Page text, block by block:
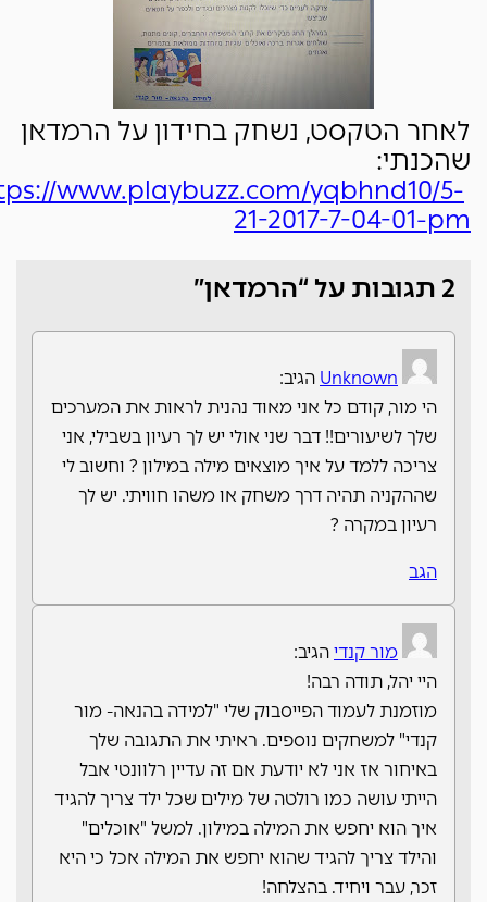
לאחר הטקסט, נשחק בחידון על הרמדאן
שהכנתי:
www.playbuzz.com/yqbhnd10/5-
21-2017-7-04-01-pm
2 תגובות על “הרמדאן”
Unknown הגיב:
הי מור, קודם כל אני מאוד נהנית לראות את המערכים
שלך לשיעורים!! דבר שני אולי יש לך רעיון בשבילי, אני
צריכה ללמד על איך מוצאים מילה במילון ? וחשוב לי
שההקניה תהיה דרך משחק או משהו חוויתי. יש לך
רעיון במקרה ?
הגב
מור קנדיהגיב:
היי יהל, תודה רבה!
מוזמנת לעמוד הפייסבוק שלי "למידה בהנאה- מור
קנדי" למשחקים נוספים. ראיתי את התגובה שלך
באיחור אז אני לא יודעת אם זה עדיין רלוונטי אבל
הייתי עושה כמו רולטה של מילים שכל ילד צריך להגיד
איך הוא יחפש את המילה במילון. למשל "אוכלים"
והילד צריך להגיד שהוא יחפש את המילה אכל כי היא
זכר, עבר ויחיד. בהצלחה!